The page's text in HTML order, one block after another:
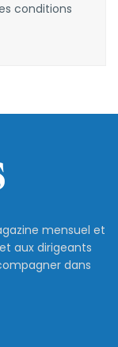
conditions
mensuel et
aux dirigeants
dans